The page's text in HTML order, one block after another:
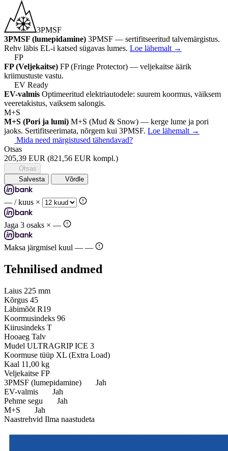
3PMSF
3PMSF (lumepidamine) 3PMSF — sertifitseeritud talvemärgistus.
Rehv läbis EL-i katsed sügavas lumes. Loe lähemalt →
FP
FP (Veljekaitse) FP (Fringe Protector) — veljekaitse äärik
kriimustuste vastu.
EV Ready
EV-valmis Optimeeritud elektriautodele: suurem koormus, väiksem
veeretakistus, vaiksem salongis.
M+S
M+S (Pori ja lumi) M+S (Mud & Snow) — kerge lume ja pori
jaoks. Sertifitseerimata, nõrgem kui 3PMSF. Loe lähemalt →
Mida need märgistused tähendavad?
Otsas
205,39 EUR (821,56 EUR kompl.)
Otsas
Salvesta
Võrdle
— / kuus ×
Jaga 3 osaks × —
Maksa järgmisel kuul — —
Tehnilised andmed
Laius 225 mm
Kõrgus 45
Läbimõõt R19
Koormusindeks 96
Kiirusindeks T
Hooaeg Talv
Mudel ULTRAGRIP ICE 3
Koormuse tüüp XL (Extra Load)
Kaal 11,00 kg
Veljekaitse FP
3PMSF (lumepidamine)
Jah
EV-valmis
Jah
Pehme segu
Jah
M+S
Jah
Naastrehvid Ilma naastudeta